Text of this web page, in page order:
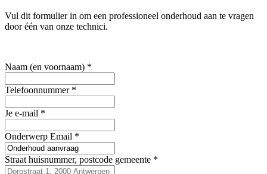
Vul dit formulier in om een professioneel onderhoud aan te vragen
door één van onze technici.
Naam (en voornaam) *
Telefoonnummer*
Je e-mail *
Onderwerp Email *
Straat huisnummer, postcode gemeente *